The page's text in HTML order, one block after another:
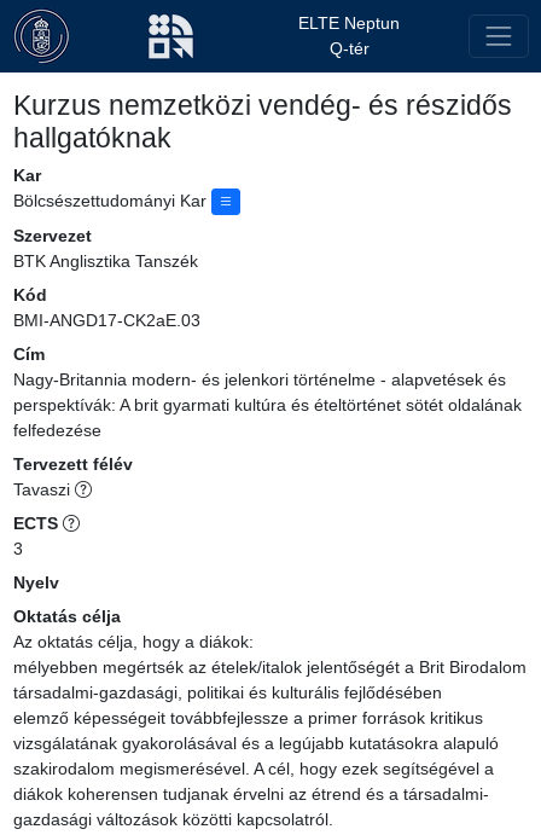
ELTE Neptun
Q-tér
Kurzus nemzetközi vendég- és részidős
hallgatóknak
Kar
Bölcsészettudományi Kar
Szervezet
BTK Anglisztika Tanszék
Kód
BMI-ANGD17-CK2aE.03
Cím
Nagy-Britannia modern- és jelenkori történelme - alapvetések és
perspektívák: A brit gyarmati kultúra és ételtörténet sötét oldalának
felfedezése
Tervezett félév
Tavaszi
ECTS
3
Nyelv
Oktatás célja
Az oktatás célja, hogy a diákok:
mélyebben megértsék az ételek/italok jelentőségét a Brit Birodalom
társadalmi-gazdasági, politikai és kulturális fejlődésében
elemző képességeit továbbfejlessze a primer források kritikus
vizsgálatának gyakorolásával és a legújabb kutatásokra alapuló
szakirodalom megismerésével. A cél, hogy ezek segítségével a
diákok koherensen tudjanak érvelni az étrend és a társadalmi-
gazdasági változások közötti kapcsolatról.